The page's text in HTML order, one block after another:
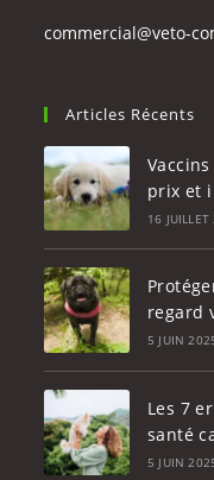
commercial@veto-
Articles Récents
prix et
16
regard
5 JUIN
Les 7
santé
5 JUIN